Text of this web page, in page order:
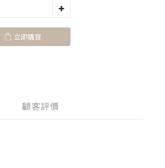
立即購買
顧客評價